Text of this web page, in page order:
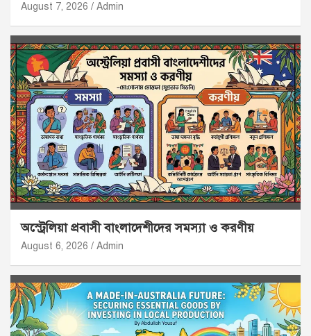
August 7, 2026 Admin
অস্ট্রেলিয়া প্রবাসী বাংলাদেশীদের সমস্যা ও করণীয়
August 6, 2026 Admin